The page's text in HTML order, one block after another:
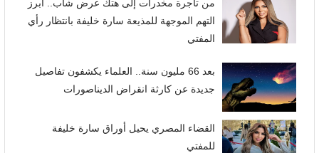
من تاجرة مخدرات إلى هتك عرض شاب.. أبرز
التهم الموجهة للمذيعة سارة خليفة بانتظار رأي
المفتي
بعد 66 مليون سنة.. العلماء يكشفون تفاصيل
جديدة عن كارثة انقراض الديناصورات
القضاء المصري يحيل أوراق سارة خليفة
للمفتي